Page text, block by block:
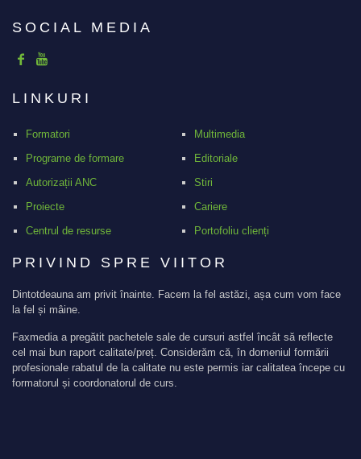
SOCIAL MEDIA
LINKURI
Formatori
Programe de formare
Autorizații ANC
Proiecte
Centrul de resurse
Multimedia
Editoriale
Stiri
Cariere
Portofoliu clienți
PRIVIND SPRE VIITOR
Dintotdeauna am privit înainte. Facem la fel astăzi, așa cum vom face
la fel și mâine.
Faxmedia a pregătit pachetele sale de cursuri astfel încât să reflecte
cel mai bun raport calitate/preț. Considerăm că, în domeniul formării
profesionale rabatul de la calitate nu este permis iar calitatea începe cu
formatorul și coordonatorul de curs.